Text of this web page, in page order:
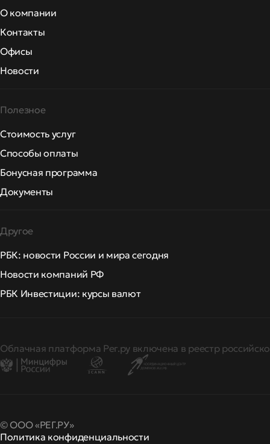
О компании
Контакты
Офисы
Новости
Полезное
Стоимость услуг
Способы оплаты
Бонусная программа
Документы
Другое
РБК: новости России и мира сегодня
Новости компаний РФ
РБК Инвестиции: курсы валют
Облачная платформа Рег.ру включена в реестр
© ООО «РЕГ.РУ»
Политика конфиденциальности